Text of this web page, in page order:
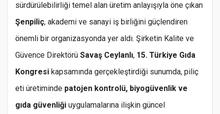
sürdürülebilirliği temel alan üretim anlayışıyla öne çıkan
Şenpiliç, akademi ve sanayi iş birliğini güçlendiren
önemli bir organizasyonda yer aldı. Şirketin Kalite ve
Güvence Direktörü Savaş Ceylanlı, 15. Türkiye Gıda
Kongresi kapsamında gerçekleştirdiği sunumda, piliç
eti üretiminde patojen kontrolü, biyogüvenlik ve
gıda güvenliği uygulamalarına ilişkin güncel